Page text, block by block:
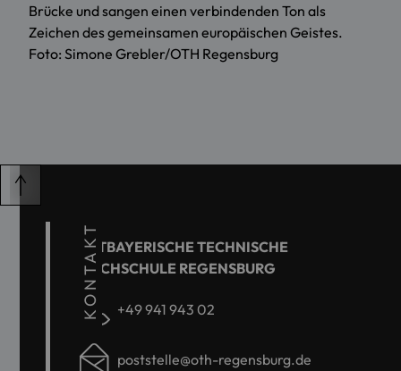
Brücke und sangen einen verbindenden Ton als
Zeichen des gemeinsamen europäischen Geistes.
Foto: Simone Grebler/OTH Regensburg
KONTAKT
OSTBAYERISCHE TECHNISCHE
HOCHSCHULE REGENSBURG
+49 941 943 02
poststelle@oth-regensburg.de